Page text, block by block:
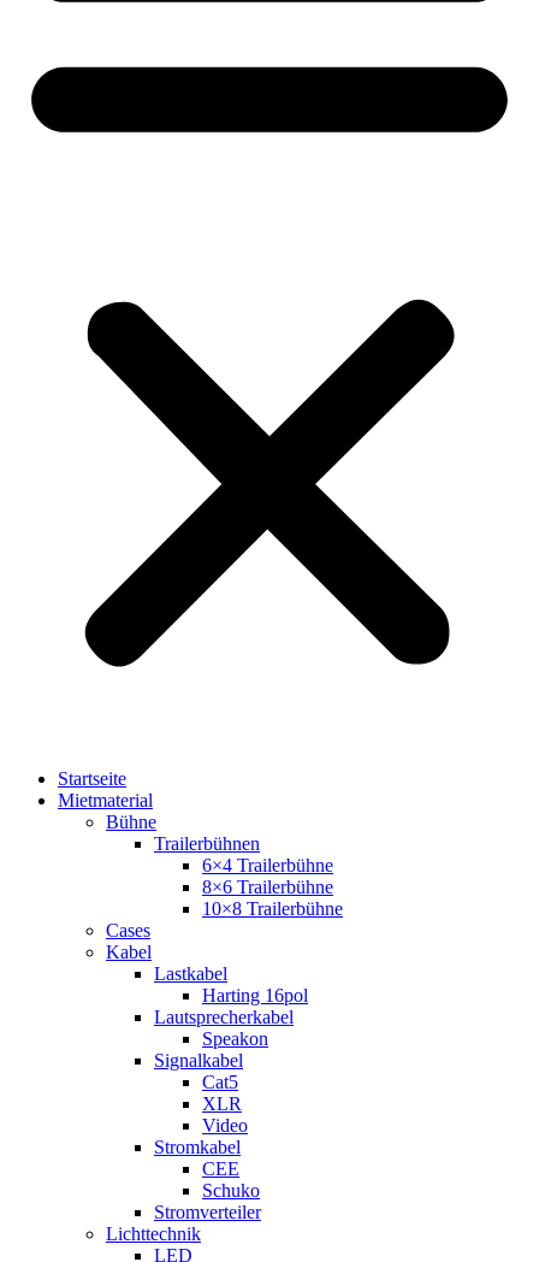
Startseite
Mietmaterial
Bühne
Trailerbühnen
6×4 Trailerbühne
8×6 Trailerbühne
10×8 Trailerbühne
Cases
Kabel
Lastkabel
Harting 16pol
Lautsprecherkabel
Speakon
Signalkabel
Cat5
XLR
Video
Stromkabel
CEE
Schuko
Stromverteiler
Lichttechnik
LED